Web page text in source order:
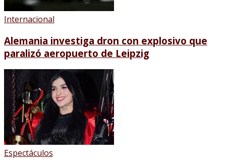
Internacional
Alemania investiga dron con explosivo que
paralizó aeropuerto de Leipzig
Espectáculos